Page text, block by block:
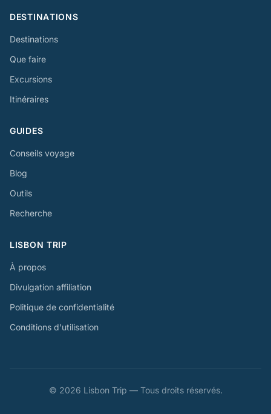
DESTINATIONS
Destinations
Que faire
Excursions
Itinéraires
GUIDES
Conseils voyage
Blog
Outils
Recherche
LISBON TRIP
À propos
Divulgation affiliation
Politique de confidentialité
Conditions d'utilisation
© 2026 Lisbon Trip — Tous droits réservés.